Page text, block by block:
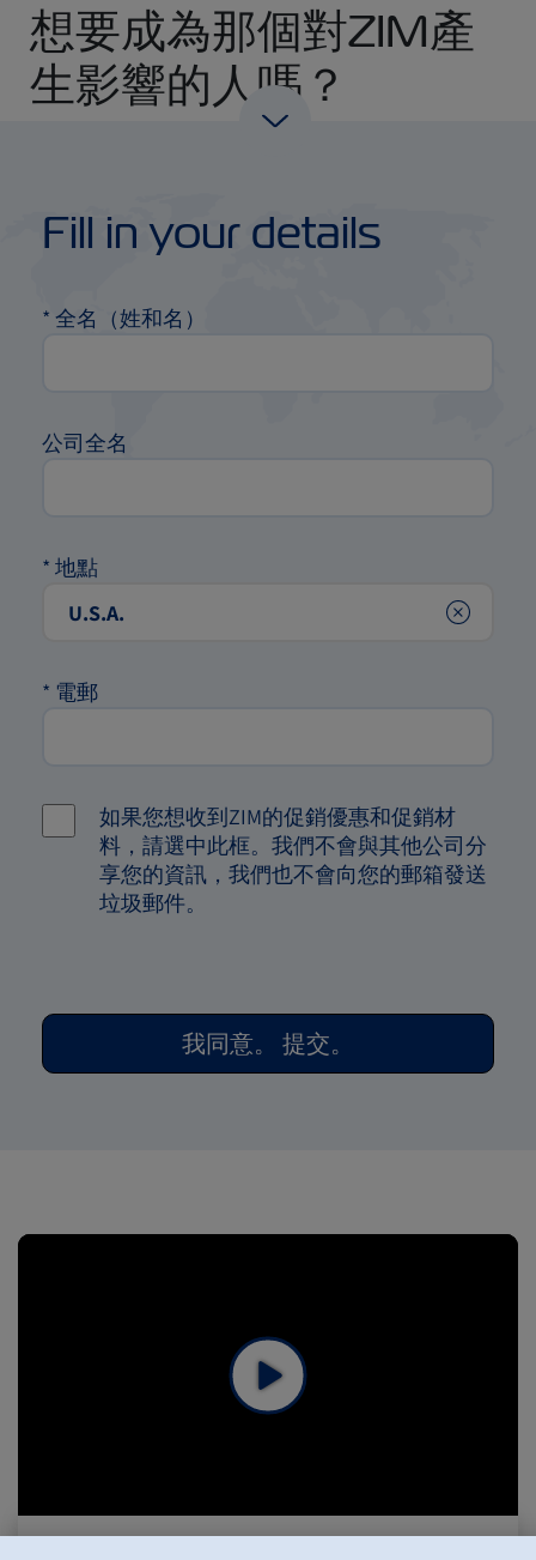
想要成為那個對ZIM產
生影響的人嗎？
Fill in your details
* 全名（姓和名）
公司全名
* 地點
Clear
* 電郵
如果您想收到ZIM的促銷優惠和促銷材
料，請選中此框。我們不會與其他公司分
享您的資訊，我們也不會向您的郵箱發送
垃圾郵件。
我同意。 提交。